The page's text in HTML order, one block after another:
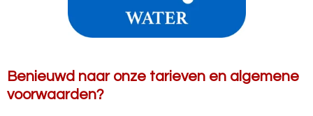
Benieuwd naar onze tarieven en algemene
voorwaarden?